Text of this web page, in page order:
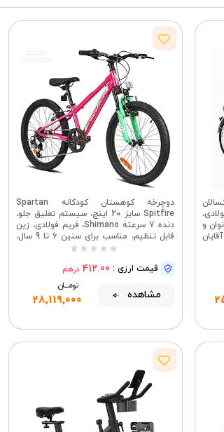
و
آقایان
دوچرخه کوهستان کودکانه Spartan
Spitfire سایز 20 اینچ، سیستم تعلیق جلو،
دنده 7 سرعته Shimano، فریم فولادی، زین
قابل تنظیم، مناسب برای سنین 6 تا 9 سال،
طراحی با لاستیک‌های برجسته و استایل
قیمت ارزی : 412.00 درهم
تومــــــان
28,119,000 مشاهده